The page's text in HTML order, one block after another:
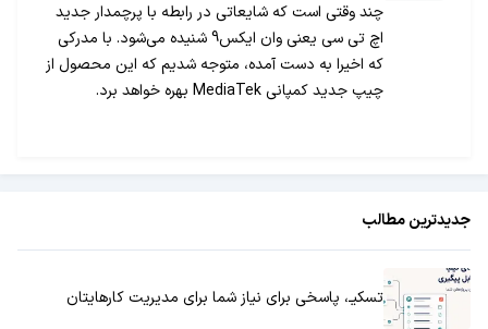
چند وقتی است که شایعاتی در رابطه با پرچمدار جدید
اچ تی سی یعنی وان ایکس9 شنیده می‌شود. با مدرکی
که اخیرا به دست آمده، متوجه شدیم که این محصول از
چیپ جدید کمپانی MediaTek بهره خواهد برد.
جدیدترین مطالب
تسکیـ، پاسخی برای نیاز شما برای مدیریت کارهایتان